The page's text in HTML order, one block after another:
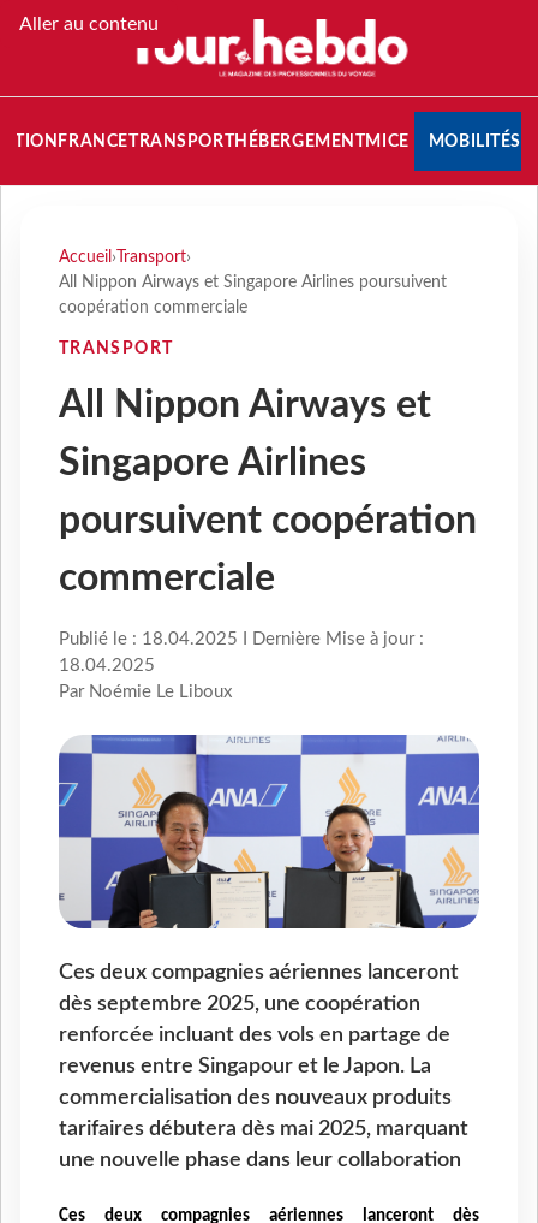
Aller au contenu
FRANCETRANSPORT HÉBERGEMENTMICE MOBILITÉS
Accueil › Transport›
All Nippon Airways et Singapore Airlines poursuivent
coopération commerciale
TRANSPORT
All Nippon Airways et
Singapore Airlines
poursuivent coopération
commerciale
Publié le : 18.04.2025 I Dernière Mise à jour :
18.04.2025
Par Noémie Le Liboux
Ces deux compagnies aériennes lanceront
dès septembre 2025, une coopération
renforcée incluant des vols en partage de
revenus entre Singapour et le Japon. La
commercialisation des nouveaux produits
tarifaires débutera dès mai 2025, marquant
une nouvelle phase dans leur collaboration
Ces deux compagnies aériennes lanceront dès